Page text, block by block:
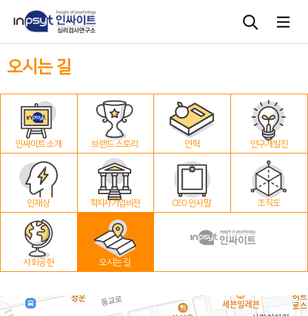
심리검사
상담도구
교육 워크숍
단체검사
오시는 길
인싸이트 소개 브랜드 스토리 연혁 연구개발진
인재상 학지사 기업 비전 CEO 인사말 조직도
사회공헌 오시는 길